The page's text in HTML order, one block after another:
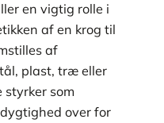
en vigtig rolle i
af en krog til
af
plast, træ eller
styrker som
over for